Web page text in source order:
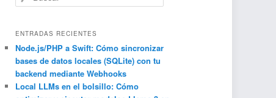
u
c
a
r
ENTRADAS RECIENTES
Node.js/PHP a Swift: Cómo sincronizar
bases de datos locales (SQLite) con tu
backend mediante Webhooks
Local LLMs en el bolsillo: Cómo